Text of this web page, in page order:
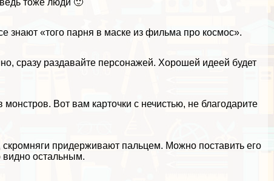
тоже люди 🙂
знают «того парня в маске из фильма про космос».
сразу раздавайте персонажей. Хорошей идеей будет
монстров. Вот вам карточки с нечистью, не благодарите
придерживают пальцем. Можно поставить его
видно остальным.